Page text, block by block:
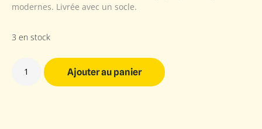
modernes. Livrée avec un socle.
3 en stock
Ajouter au panier